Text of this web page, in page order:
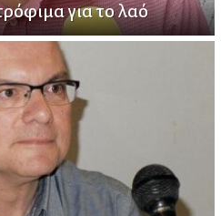
για το λαό